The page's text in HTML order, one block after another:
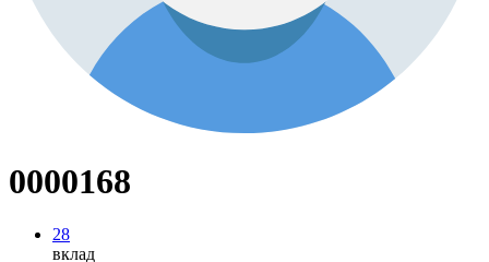
0000168
28
вклад